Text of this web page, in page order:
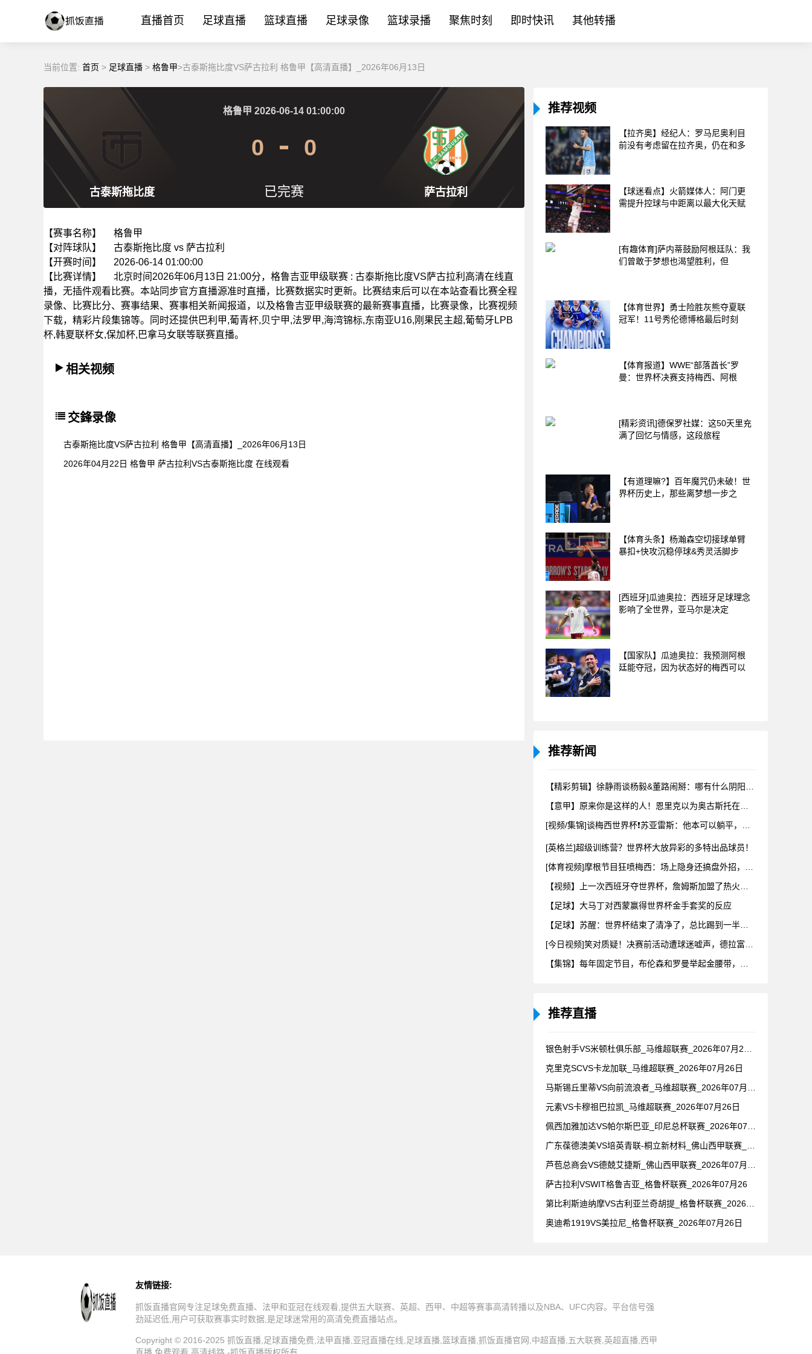
直播首页 足球直播 篮球直播 足球录像 篮球录播 聚焦时刻 即时快讯 其他转播
当前位置: 首页 > 足球直播 > 格鲁甲>古泰斯拖比度VS萨古拉利 格鲁甲【高清直播】_2026年06月13日
古泰斯拖比度 萨古拉利
格鲁甲 2026-06-14 01:00:00
0 0
已完赛
【赛事名称】
格鲁甲
【对阵球队】
古泰斯拖比度 vs 萨古拉利
【开赛时间】
2026-06-14 01:00:00
【比赛详情】
北京时间2026年06月13日 21:00分，格鲁吉亚甲级联赛 : 古泰斯拖比度VS萨古拉利高清在线直
播，无插件观看比赛。本站同步官方直播源准时直播，比赛数据实时更新。比赛结束后可以在本站查看比赛全程
录像、比赛比分、赛事结果、赛事相关新闻报道，以及格鲁吉亚甲级联赛的最新赛事直播，比赛录像，比赛视频
下载，精彩片段集锦等。同时还提供巴利甲,葡青杯,贝宁甲,法罗甲,海湾锦标,东南亚U16,刚果民主超,葡萄牙LPB
杯,韩夏联杯女,保加杯,巴拿马女联等联赛直播。
相关视频
交鋒录像
古泰斯拖比度VS萨古拉利 格鲁甲【高清直播】_2026年06月13日
2026年04月22日 格鲁甲 萨古拉利VS古泰斯拖比度 在线观看
推荐视频
【拉齐奥】经纪人：罗马尼奥利目
前没有考虑留在拉齐奥，仍在和多
【球迷看点】火箭媒体人：阿门更
需提升控球与中距离以最大化天赋
[有趣体育]萨内蒂鼓励阿根廷队：我
们曾敢于梦想也渴望胜利，但
【体育世界】勇士险胜灰熊夺夏联
冠军！11号秀伦德博格最后时刻
【体育报道】WWE“部落酋长”罗
曼：世界杯决赛支持梅西、阿根
[精彩资讯]德保罗社媒：这50天里充
满了回忆与情感，这段旅程
【有道理嘛?】百年魔咒仍未破！世
界杯历史上，那些离梦想一步之
【体育头条】杨瀚森空切接球单臂
暴扣+快攻沉稳停球&秀灵活脚步
[西班牙]瓜迪奥拉：西班牙足球理念
影响了全世界，亚马尔是决定
【国家队】瓜迪奥拉：我预测阿根
廷能夺冠，因为状态好的梅西可以
推荐新闻
[英格兰]超级训练营？世界杯大放异彩的多特出品球员！
【足球】大马丁对西蒙赢得世界杯金手套奖的反应
推荐直播
克里克SCVS卡龙加联_马维超联赛_2026年07月26日
元素VS卡穆祖巴拉凯_马维超联赛_2026年07月26日
萨古拉利VSWIT格鲁吉亚_格鲁杯联赛_2026年07月26
奥迪希1919VS美拉尼_格鲁杯联赛_2026年07月26日
友情链接:
抓饭直播官网专注足球免费直播、法甲和亚冠在线观看,提供五大联赛、英超、西甲、中超等赛事高清转播以及NBA、UFC内容。平台信号强
劲延迟低,用户可获取赛事实时数据,是足球迷常用的高清免费直播站点。
Copyright © 2016-2025 抓饭直播,足球直播免费,法甲直播,亚冠直播在线,足球直播,篮球直播,抓饭直播官网,中超直播,五大联赛,英超直播,西甲